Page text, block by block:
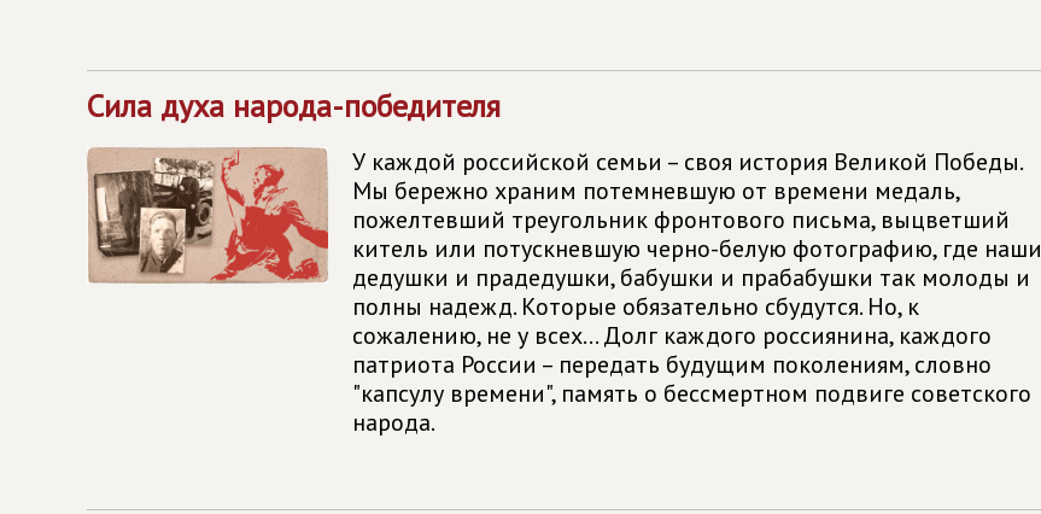
Сила духа народа-победителя
У каждой российской семьи – своя история Великой Победы.
Мы бережно храним потемневшую от времени медаль,
пожелтевший треугольник фронтового письма, выцветший
китель или потускневшую черно-белую фотографию, где наши
дедушки и прадедушки, бабушки и прабабушки так молоды и
полны надежд. Которые обязательно сбудутся. Но, к
сожалению, не у всех... Долг каждого россиянина, каждого
патриота России – передать будущим поколениям, словно
"капсулу времени", память о бессмертном подвиге советского
народа.